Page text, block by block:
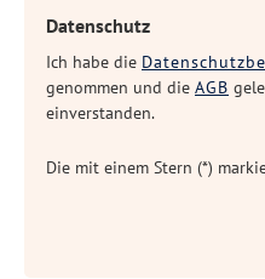
Datenschutz
Ich habe die
genommen und die AGB
einverstanden.
Die mit einem Stern (*)